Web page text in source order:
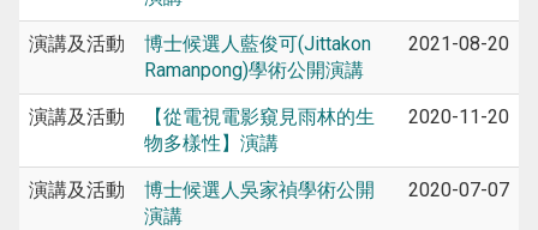
演講及活動
博士候選人藍俊可(Jittakon
Ramanpong)學術公開演講
2021-08-20
演講及活動
【從電視電影窺見雨林的生
物多樣性】演講
2020-11-20
演講及活動
博士候選人吳家禎學術公開
演講
2020-07-07